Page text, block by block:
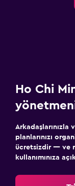
Ho Chi
Arkadaşlarınızla
planlarınızı
ücretsizdir — ve
kullanımınıza